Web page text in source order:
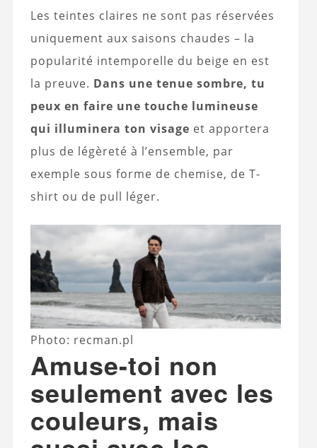
Les teintes claires ne sont pas réservées
uniquement aux saisons chaudes – la
popularité intemporelle du beige en est
la preuve. Dans une tenue sombre, tu
peux en faire une touche lumineuse
qui illuminera ton visage et apportera
plus de légèreté à l’ensemble, par
exemple sous forme de chemise, de T-
shirt ou de pull léger.
Photo: recman.pl
Amuse-toi non
seulement avec les
couleurs, mais